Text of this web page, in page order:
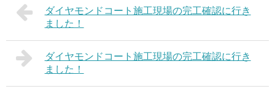
ダイヤモンドコート施工現場の完工確認に行き
ました！
ダイヤモンドコート施工現場の完工確認に行き
ました！